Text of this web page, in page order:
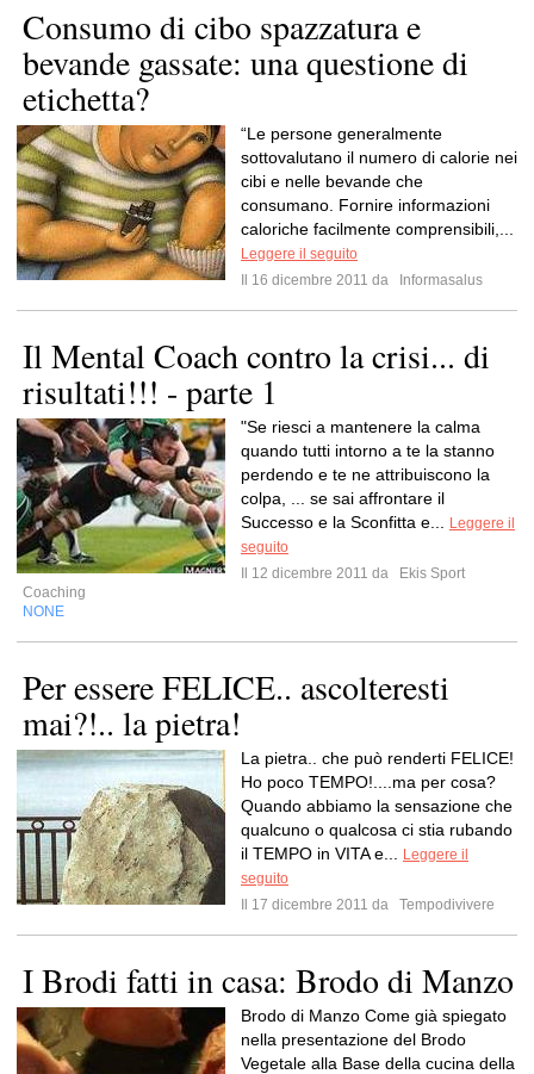
Consumo di cibo spazzatura e
bevande gassate: una questione di
etichetta?
“Le persone generalmente
sottovalutano il numero di calorie nei
cibi e nelle bevande che
consumano. Fornire informazioni
caloriche facilmente comprensibili,...
Leggere il seguito
Il 16 dicembre 2011 da
Informasalus
Il Mental Coach contro la crisi... di
risultati!!! - parte 1
"Se riesci a mantenere la calma
quando tutti intorno a te la stanno
perdendo e te ne attribuiscono la
colpa, ... se sai affrontare il
Successo e la Sconfitta e...
Leggere il
seguito
Il 12 dicembre 2011 da
Ekis Sport
Coaching
NONE
Per essere FELICE.. ascolteresti
mai?!.. la pietra!
La pietra.. che può renderti FELICE!
Ho poco TEMPO!....ma per cosa?
Quando abbiamo la sensazione che
qualcuno o qualcosa ci stia rubando
il TEMPO in VITA e...
Leggere il
seguito
Il 17 dicembre 2011 da
Tempodivivere
I Brodi fatti in casa: Brodo di Manzo
Brodo di Manzo Come già spiegato
nella presentazione del Brodo
Vegetale alla Base della cucina della